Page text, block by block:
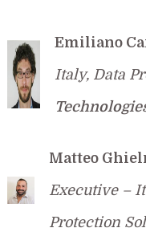
Emiliano
Italy, Data
Matteo
Executive –
Protection